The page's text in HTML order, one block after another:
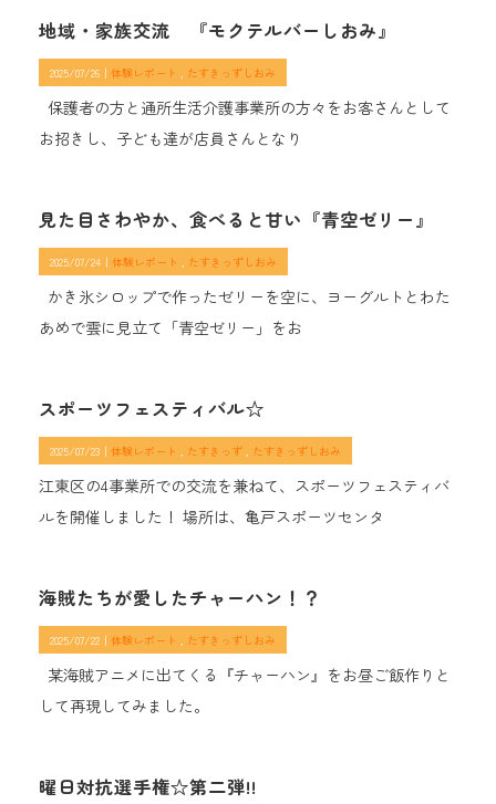
地域・家族交流 『モクテルバーしおみ』
2025/07/26｜ 体験レポート たすきっずしおみ
保護者の方と通所生活介護事業所の方々をお客さんとして
お招きし、子ども達が店員さんとなり
見た目さわやか、食べると甘い『青空ゼリー』
2025/07/24｜ 体験レポート たすきっずしおみ
かき氷シロップで作ったゼリーを空に、ヨーグルトとわた
あめで雲に見立て「青空ゼリー」をお
スポーツフェスティバル☆
2025/07/23｜ 体験レポート たすきっず たすきっずしおみ
江東区の4事業所での交流を兼ねて、スポーツフェスティバ
ルを開催しました！ 場所は、亀戸スポーツセンタ
海賊たちが愛したチャーハン！？
2025/07/22｜ 体験レポート たすきっずしおみ
某海賊アニメに出てくる『チャーハン』をお昼ご飯作りと
して再現してみました。
曜日対抗選手権☆第二弾!!